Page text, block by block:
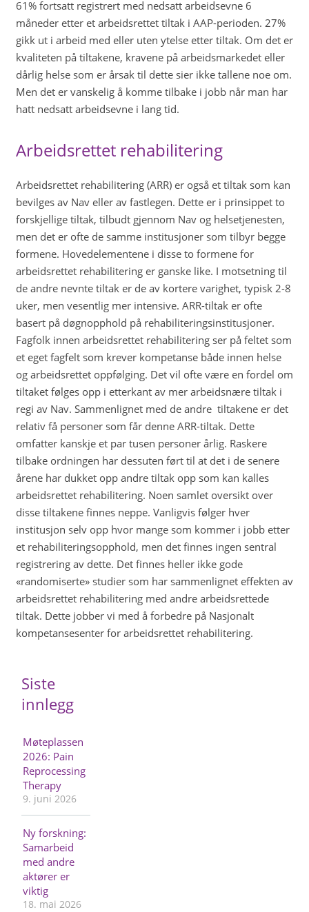
61% fortsatt registrert med nedsatt arbeidsevne 6
måneder etter et arbeidsrettet tiltak i AAP-perioden. 27%
gikk ut i arbeid med eller uten ytelse etter tiltak. Om det er
kvaliteten på tiltakene, kravene på arbeidsmarkedet eller
dårlig helse som er årsak til dette sier ikke tallene noe om.
Men det er vanskelig å komme tilbake i jobb når man har
hatt nedsatt arbeidsevne i lang tid.
Arbeidsrettet rehabilitering
Arbeidsrettet rehabilitering (ARR) er også et tiltak som kan
bevilges av Nav eller av fastlegen. Dette er i prinsippet to
forskjellige tiltak, tilbudt gjennom Nav og helsetjenesten,
men det er ofte de samme institusjoner som tilbyr begge
formene. Hovedelementene i disse to formene for
arbeidsrettet rehabilitering er ganske like. I motsetning til
de andre nevnte tiltak er de av kortere varighet, typisk 2-8
uker, men vesentlig mer intensive. ARR-tiltak er ofte
basert på døgnopphold på rehabiliteringsinstitusjoner.
Fagfolk innen arbeidsrettet rehabilitering ser på feltet som
et eget fagfelt som krever kompetanse både innen helse
og arbeidsrettet oppfølging. Det vil ofte være en fordel om
tiltaket følges opp i etterkant av mer arbeidsnære tiltak i
regi av Nav. Sammenlignet med de andre tiltakene er det
relativ få personer som får denne ARR-tiltak. Dette
omfatter kanskje et par tusen personer årlig. Raskere
tilbake ordningen har dessuten ført til at det i de senere
årene har dukket opp andre tiltak opp som kan kalles
arbeidsrettet rehabilitering. Noen samlet oversikt over
disse tiltakene finnes neppe. Vanligvis følger hver
institusjon selv opp hvor mange som kommer i jobb etter
et rehabiliteringsopphold, men det finnes ingen sentral
registrering av dette. Det finnes heller ikke gode
«randomiserte» studier som har sammenlignet effekten av
arbeidsrettet rehabilitering med andre arbeidsrettede
tiltak. Dette jobber vi med å forbedre på Nasjonalt
kompetansesenter for arbeidsrettet rehabilitering.
Siste
innlegg
Møteplassen
2026: Pain
Reprocessing
Therapy
9. juni 2026
Ny forskning:
Samarbeid
med andre
aktører er
viktig
18. mai 2026